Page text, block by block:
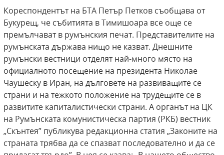
Кореспондентът на БТА Петър Петков съобщава от
Букурещ, че събитията в Тимишоара все още се
премълчават в румънския печат. Представителите на
румънската държава нищо не казват. Днешните
румънски вестници отделят най-много място на
официалното посещение на президента Николае
Чаушеску в Иран, на дълговете на развиващите се
страни и на тежкото положение на трудещите се в
развитите капиталистически страни. А органът на ЦК
на Румънската комунистическа партия (РКБ) вестник
„Скънтея” публикува редакционна статия „Законите на
страната трябва да се спазват последователно и да се